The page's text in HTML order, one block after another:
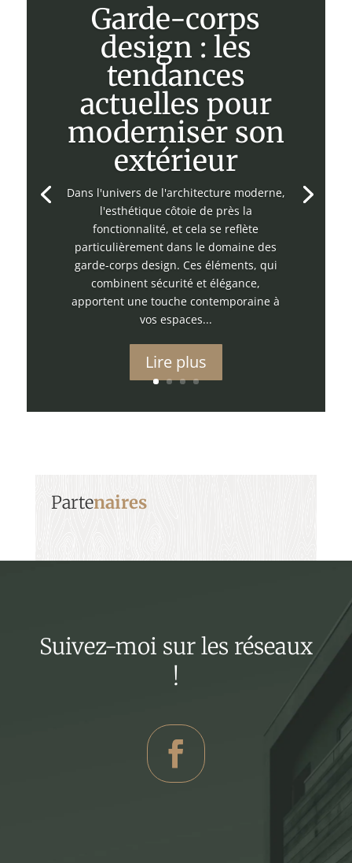
Garde-corps
design : les
tendances
actuelles pour
moderniser son
extérieur
Dans l'univers de l'architecture moderne,
l'esthétique côtoie de près la
fonctionnalité, et cela se reflète
particulièrement dans le domaine des
garde-corps design. Ces éléments, qui
combinent sécurité et élégance,
apportent une touche contemporaine à
vos espaces...
Lire plus
Partenaires
Suivez-moi sur les réseaux
!